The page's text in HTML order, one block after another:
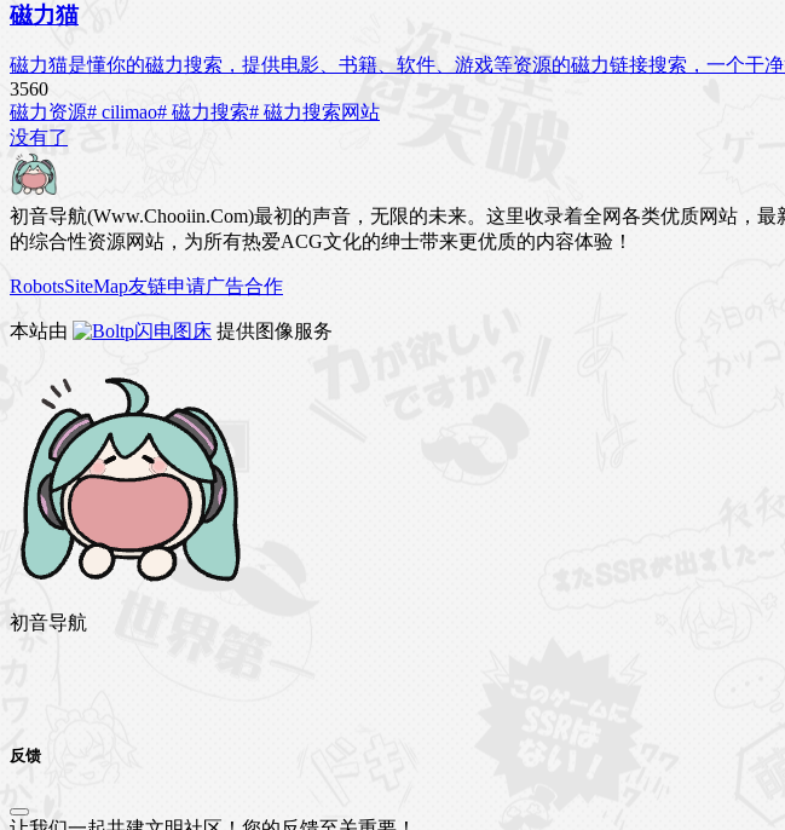
磁力猫
磁力猫是懂你的磁力搜索，提供电影、书籍、软件、游戏等资源的磁力链接搜索，一个干净
3560
磁力资源# cilimao# 磁力搜索# 磁力搜索网站
没有了
初音导航(Www.Chooiin.Com)最初的声音，无限的未来。这里收录着全网各类优质网站，
的综合性资源网站，为所有热爱ACG文化的绅士带来更优质的内容体验！
RobotsSiteMap友链申请广告合作
本站由 闪电图床 提供图像服务
初音导航
反馈